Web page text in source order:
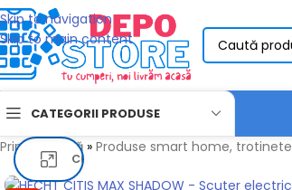
Skip to navigation
Skip to main content
CATEGORII PRODUSE
Prima pagină » Produse smart home,
Click pentru a mari